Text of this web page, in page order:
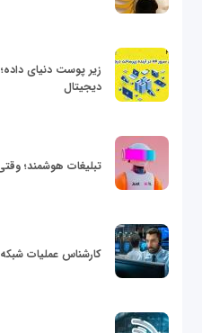
دیجیتال
تبلیغات هوشمند؛
کارشناس عملیات